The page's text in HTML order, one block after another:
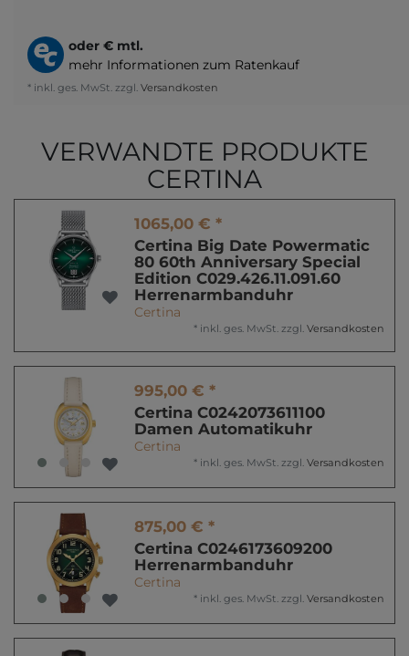
oder € mtl.
mehr Informationen zum Ratenkauf
* inkl. ges. MwSt. zzgl. Versandkosten
VERWANDTE PRODUKTE
CERTINA
1065,00 € *
Certina Big Date Powermatic
80 60th Anniversary Special
Edition C029.426.11.091.60
Herrenarmbanduhr
Certina
* inkl. ges. MwSt. zzgl. Versandkosten
995,00 € *
Certina C0242073611100
Damen Automatikuhr
Certina
* inkl. ges. MwSt. zzgl. Versandkosten
875,00 € *
Certina C0246173609200
Herrenarmbanduhr
Certina
* inkl. ges. MwSt. zzgl. Versandkosten